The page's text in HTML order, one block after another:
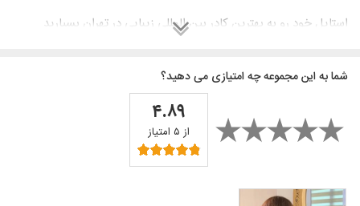
استایل خود رو به بهترین کادر بین المللی زیبایی در تهران بسپارید
شما به این مجموعه چه امتیازی می دهید؟
۴.۸۹
از ۵ امتیاز
سالن زیبایی مونه